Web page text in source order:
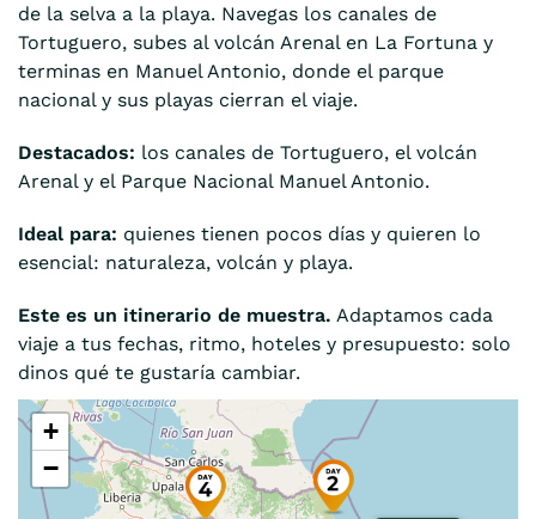
de la selva a la playa. Navegas los canales de
Tortuguero, subes al volcán Arenal en La Fortuna y
terminas en Manuel Antonio, donde el parque
nacional y sus playas cierran el viaje.
Destacados: los canales de Tortuguero, el volcán
Arenal y el Parque Nacional Manuel Antonio.
Ideal para: quienes tienen pocos días y quieren lo
esencial: naturaleza, volcán y playa.
Este es un itinerario de muestra. Adaptamos cada
viaje a tus fechas, ritmo, hoteles y presupuesto: solo
dinos qué te gustaría cambiar.
+
−